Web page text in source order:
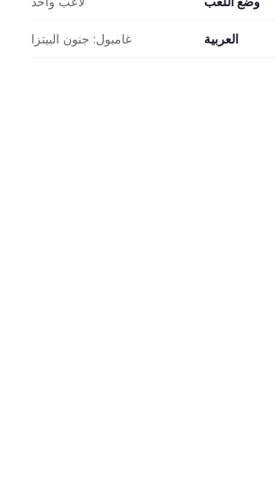
العربية غامبول: جنون البيتزا